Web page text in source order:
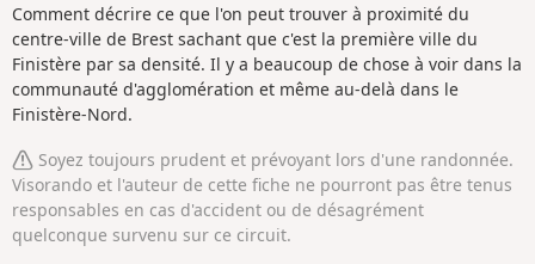
Comment décrire ce que l'on peut trouver à proximité du
centre-ville de Brest sachant que c'est la première ville du
Finistère par sa densité. Il y a beaucoup de chose à voir dans la
communauté d'agglomération et même au-delà dans le
Finistère-Nord.
Soyez toujours prudent et prévoyant lors d'une randonnée.
Visorando et l'auteur de cette fiche ne pourront pas être tenus
responsables en cas d'accident ou de désagrément
quelconque survenu sur ce circuit.